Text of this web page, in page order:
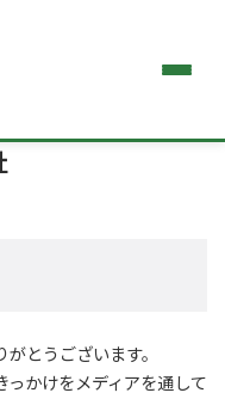
とうございます。
っかけをメディアを通して